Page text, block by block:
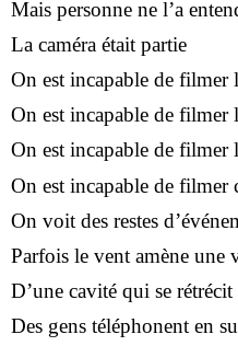
Mais personne ne l’a
La caméra était partie
On est incapable de filmer
On est incapable de filmer
On est incapable de filmer
On est incapable de filmer
On voit des restes
Parfois le vent amène une
D’une cavité qui se
Des gens téléphonent en